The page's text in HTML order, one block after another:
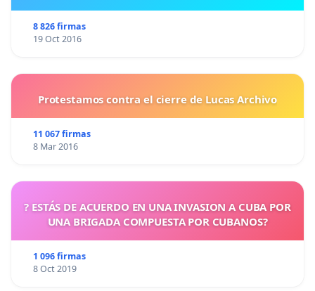
8 826 firmas
19 Oct 2016
Protestamos contra el cierre de Lucas Archivo
11 067 firmas
8 Mar 2016
? ESTÁS DE ACUERDO EN UNA INVASION A CUBA POR
UNA BRIGADA COMPUESTA POR CUBANOS?
1 096 firmas
8 Oct 2019